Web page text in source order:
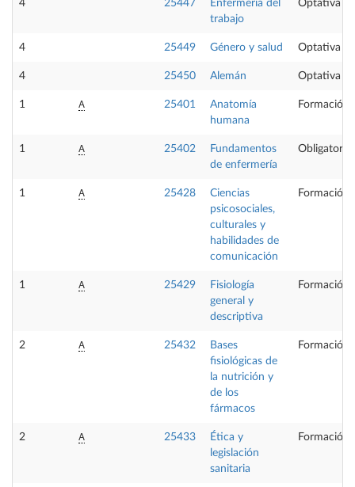
4 25447
Enfermería del
trabajo
Optativa
4 25449 Género y salud Optativa
4 25450 Alemán Optativa
1 A 25401
Anatomía
humana
Formación
1 A 25402
Fundamentos
de enfermería
Obligatoria
1 A 25428
Ciencias
psicosociales,
culturales y
habilidades de
comunicación
Formación
1 A 25429
Fisiología
general y
descriptiva
Formación
2 A 25432
Bases
fisiológicas de
la nutrición y
de los
fármacos
Formación
2 A 25433
Ética y
legislación
sanitaria
Formación